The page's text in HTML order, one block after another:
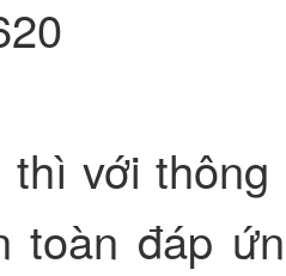
với
toàn đáp